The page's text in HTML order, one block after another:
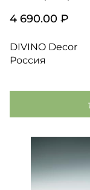
4 690.00 ₽
DIVINO Decor
Россия